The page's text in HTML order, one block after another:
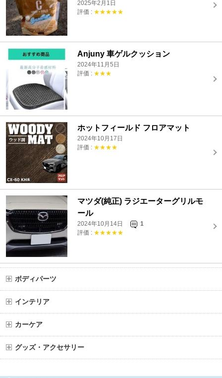
2025年2月1日
評価 : ★★★★★
Anjuny 車ゲルクッション
2024年11月5日
評価 : ★★★
ホットフィールド フロアマット
2024年10月17日
評価 : ★★★★
マツダ(純正) ラジエーターグリルモ
ール
2024年10月14日
1
評価 : ★★★★★
ボディパーツ
インテリア
カーケア
グッズ・アクセサリー